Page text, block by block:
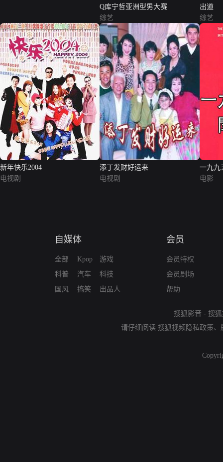
Q库宁哲亚洲型男大赛
综艺
出道
综艺
新年快乐2004
电视剧
添丁发财好运来
电视剧
一九九
电影
自媒体
全部
科普
国风
Kpop
汽车
搞笑
游戏
科技
出品人
会员
会员特权
会员剧场
帮助
搜狐影音 - 搜
请仔细阅读 搜狐视频隐私政策、